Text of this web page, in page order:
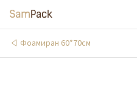
Фоамиран 60*70см